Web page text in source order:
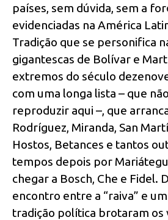
países, sem dúvida, sem a
evidenciadas na América
Tradição que se personifica
gigantescas de Bolívar e
extremos do século
com uma longa lista – que
reproduzir aqui –, que
Rodríguez, Miranda, San
Hostos, Betances e tantos
tempos depois por
chegar a Bosch, Che e Fidel.
encontro entre a “raiva” e
tradição política brotaram os